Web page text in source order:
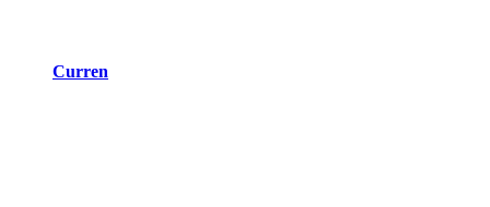
Curren